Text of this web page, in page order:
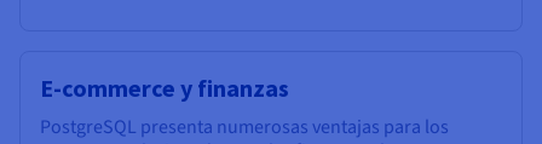
E-commerce y finanzas
PostgreSQL presenta numerosas ventajas para los